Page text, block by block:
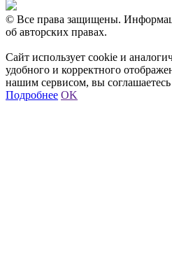
© Все права защищены.
об авторских правах.
Сайт использует cookie и
удобного и корректного
нашим сервисом, вы
Подробнее OK